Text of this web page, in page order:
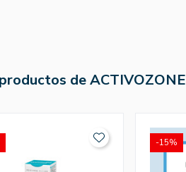
de ACTIVOZONE
-15%